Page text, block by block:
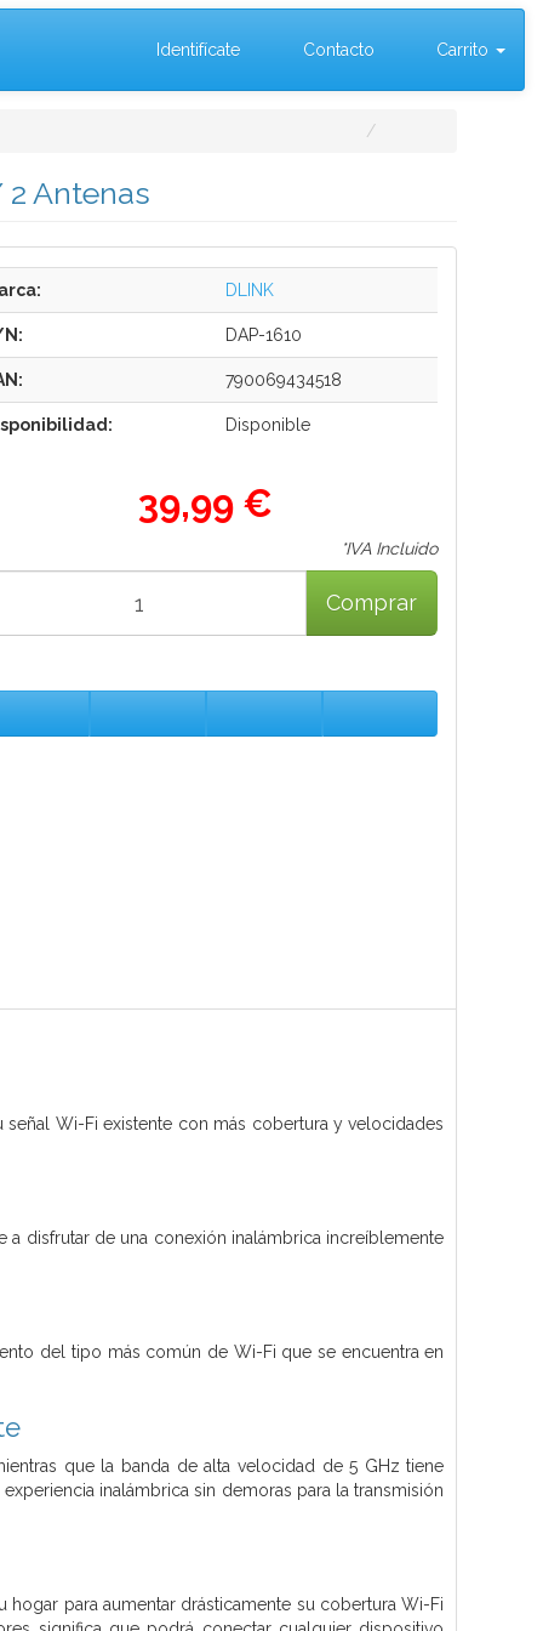
Identifícate Contacto Carrito
Antenas
DLINK
DAP-1610
790069434518
Disponible
39,99 €
*IVA Incluido
Comprar
Wi-Fi existente con más cobertura y velocidades
disfrutar de una conexión inalámbrica increíblemente
del tipo más común de Wi-Fi que se encuentra en
que la banda de alta velocidad de 5 GHz tiene
inalámbrica sin demoras para la transmisión
para aumentar drásticamente su cobertura Wi-Fi